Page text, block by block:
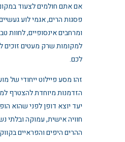
אם אתם חולמים לצעוד
פסגות הרים, אגמי לוע
ומרחבים אינסופיים, לחוות
למקומות שרק מעטים זוכים
לכם.
הזדמנות מיוחדת להצטרף
יעד יוצא דופן לפני שהוא
חוויה אישית, עמוקה ובלתי
ההרים היפים והפראיים